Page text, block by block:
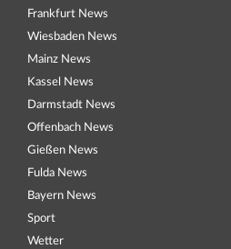
Frankfurt News
Wiesbaden News
Mainz News
Kassel News
Darmstadt News
Offenbach News
Gießen News
Fulda News
Bayern News
Sport
Wetter